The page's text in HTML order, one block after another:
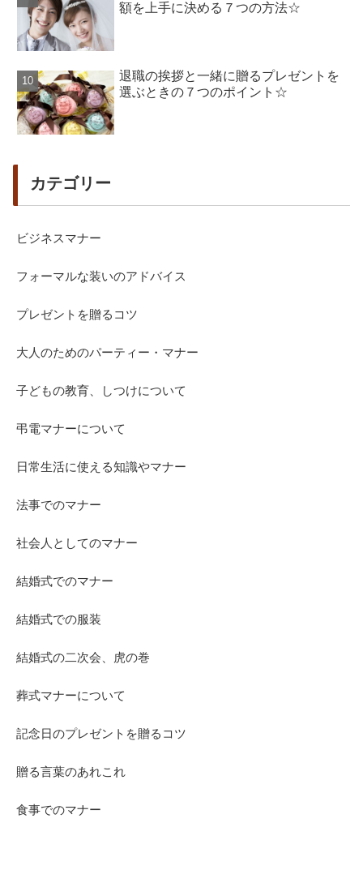
額を上手に決める７つの方法☆
退職の挨拶と一緒に贈るプレゼントを
選ぶときの７つのポイント☆
カテゴリー
ビジネスマナー
フォーマルな装いのアドバイス
プレゼントを贈るコツ
大人のためのパーティー・マナー
子どもの教育、しつけについて
弔電マナーについて
日常生活に使える知識やマナー
法事でのマナー
社会人としてのマナー
結婚式でのマナー
結婚式での服装
結婚式の二次会、虎の巻
葬式マナーについて
記念日のプレゼントを贈るコツ
贈る言葉のあれこれ
食事でのマナー